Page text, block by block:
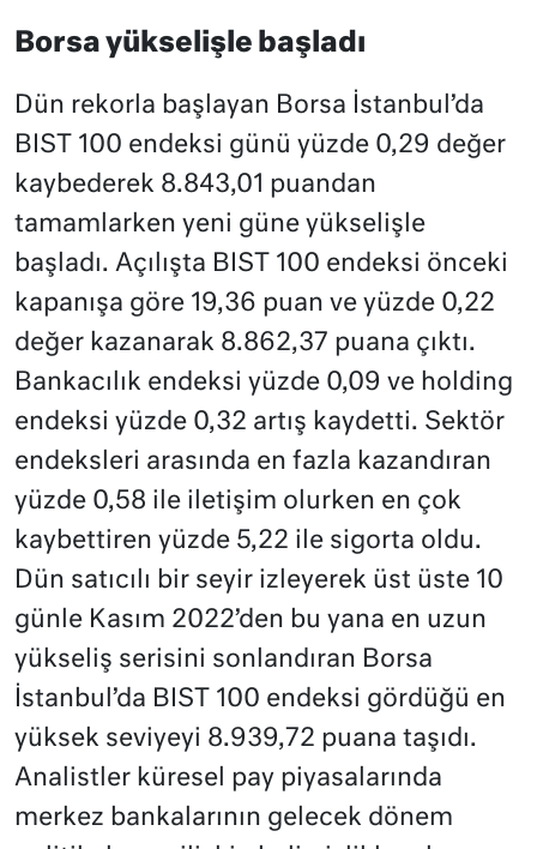
Borsa yükselişle başladı
Dün rekorla başlayan Borsa İstanbul’da
BIST 100 endeksi günü yüzde 0,29 değer
kaybederek 8.843,01 puandan
tamamlarken yeni güne yükselişle
başladı. Açılışta BIST 100 endeksi önceki
kapanışa göre 19,36 puan ve yüzde 0,22
değer kazanarak 8.862,37 puana çıktı.
Bankacılık endeksi yüzde 0,09 ve holding
endeksi yüzde 0,32 artış kaydetti. Sektör
endeksleri arasında en fazla kazandıran
yüzde 0,58 ile iletişim olurken en çok
kaybettiren yüzde 5,22 ile sigorta oldu.
Dün satıcılı bir seyir izleyerek üst üste 10
günle Kasım 2022’den bu yana en uzun
yükseliş serisini sonlandıran Borsa
İstanbul’da BIST 100 endeksi gördüğü en
yüksek seviyeyi 8.939,72 puana taşıdı.
Analistler küresel pay piyasalarında
merkez bankalarının gelecek dönem